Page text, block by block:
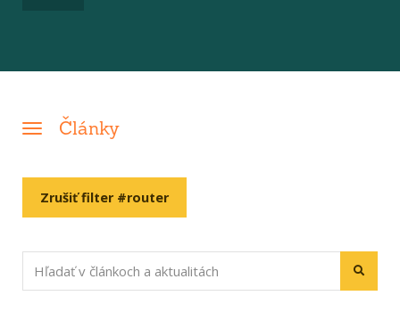
Články
Zrušiť filter #router